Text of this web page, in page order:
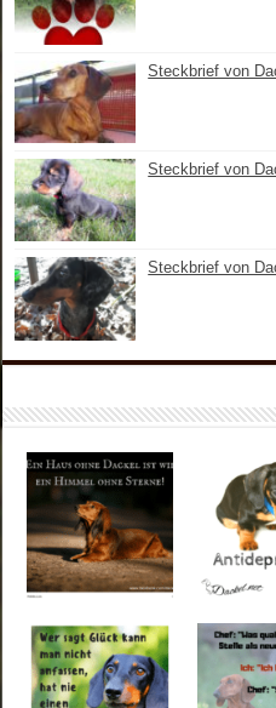
Steckbrief von
Steckbrief von
Steckbrief von